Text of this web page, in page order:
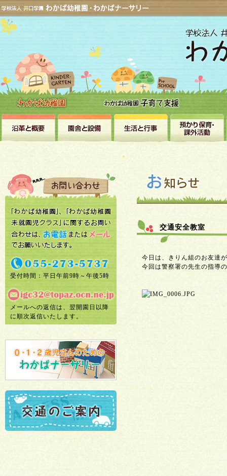
受付時間：平日午前9時～午後5時
メールへの返信は、翌開園日以降
に順次返信いたします。
交通安全教室
今日は、きりん組のお友達
今回は警察署の先生の指導